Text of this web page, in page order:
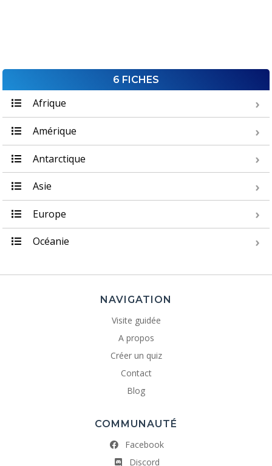
6 FICHES
Afrique
Amérique
Antarctique
Asie
Europe
Océanie
NAVIGATION
Visite guidée
A propos
Créer un quiz
Contact
Blog
COMMUNAUTÉ
Facebook
Discord